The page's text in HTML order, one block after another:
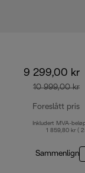
9 299,00 kr
10 999,00 kr
Foreslått pris
Inkludert MVA-
1 859,80 kr (
Sammenlign